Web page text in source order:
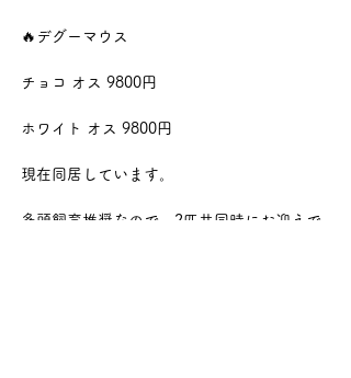
🔥デグーマウス
チョコ オス 9800円
ホワイト オス 9800円
現在同居しています。
多頭飼育推奨なので、2匹共同時にお迎えで